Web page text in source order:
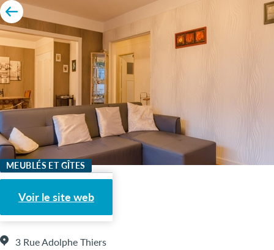
MEUBLÉS ET GÎTES
Voir le site web
Tinis
3 Rue Adolphe Thiers